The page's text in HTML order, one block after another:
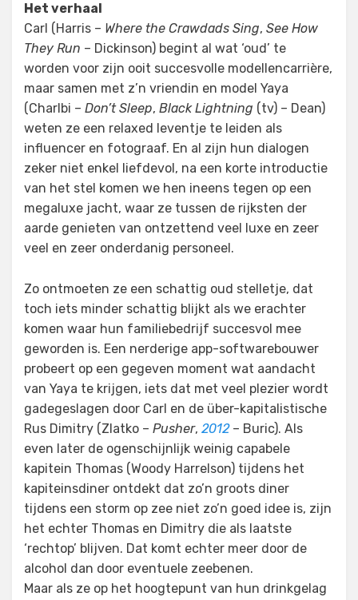
Het verhaal
Carl (Harris – Where the Crawdads Sing, See How
They Run – Dickinson) begint al wat ‘oud’ te
worden voor zijn ooit succesvolle modellencarrière,
maar samen met z’n vriendin en model Yaya
(Charlbi – Don’t Sleep, Black Lightning (tv) – Dean)
weten ze een relaxed leventje te leiden als
influencer en fotograaf. En al zijn hun dialogen
zeker niet enkel liefdevol, na een korte introductie
van het stel komen we hen ineens tegen op een
megaluxe jacht, waar ze tussen de rijksten der
aarde genieten van ontzettend veel luxe en zeer
veel en zeer onderdanig personeel.
Zo ontmoeten ze een schattig oud stelletje, dat
toch iets minder schattig blijkt als we erachter
komen waar hun familiebedrijf succesvol mee
geworden is. Een nerderige app-softwarebouwer
probeert op een gegeven moment wat aandacht
van Yaya te krijgen, iets dat met veel plezier wordt
gadegeslagen door Carl en de über-kapitalistische
Rus Dimitry (Zlatko – Pusher, 2012– Buric). Als
even later de ogenschijnlijk weinig capabele
kapitein Thomas (Woody Harrelson) tijdens het
kapiteinsdiner ontdekt dat zo’n groots diner
tijdens een storm op zee niet zo’n goed idee is, zijn
het echter Thomas en Dimitry die als laatste
‘rechtop’ blijven. Dat komt echter meer door de
alcohol dan door eventuele zeebenen.
Maar als ze op het hoogtepunt van hun drinkgelag